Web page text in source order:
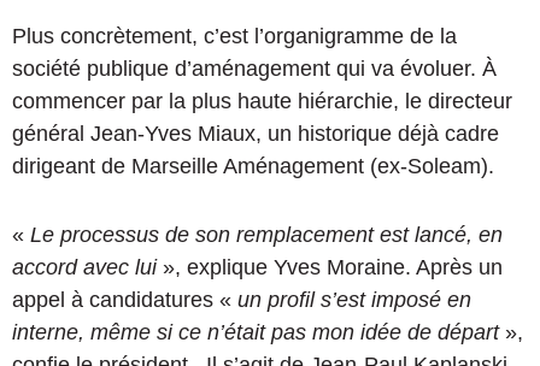
Plus concrètement, c’est l’organigramme de la
société publique d’aménagement qui va évoluer. À
commencer par la plus haute hiérarchie, le directeur
général Jean-Yves Miaux, un historique déjà cadre
dirigeant de Marseille Aménagement (ex-Soleam).
« Le processus de son remplacement est lancé, en
accord avec lui», explique Yves Moraine. Après un
appel à candidatures « un profil s’est imposé en
interne, même si ce n’était pas mon idée de départ»,